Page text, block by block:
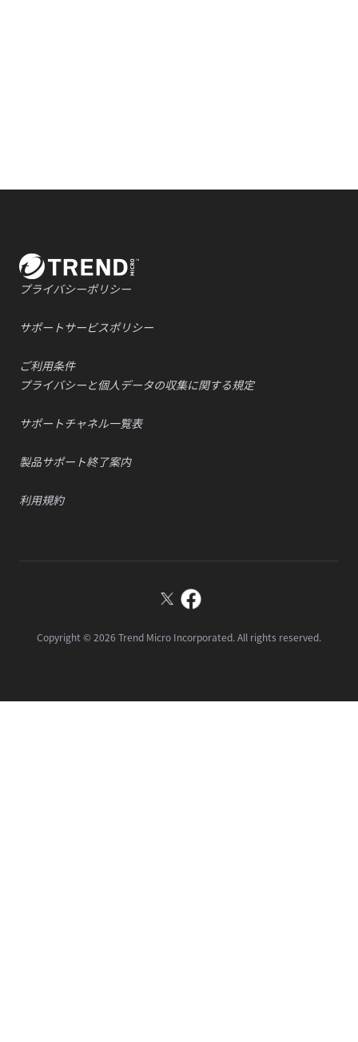
プライバシーポリシー
サポートサービスポリシー
ご利用条件
プライバシーと個人データの収集に関する規定
サポートチャネル一覧表
製品サポート終了案内
利用規約
Facebook
Copyright ©2026 Trend Micro Incorporated. All rights reserved.